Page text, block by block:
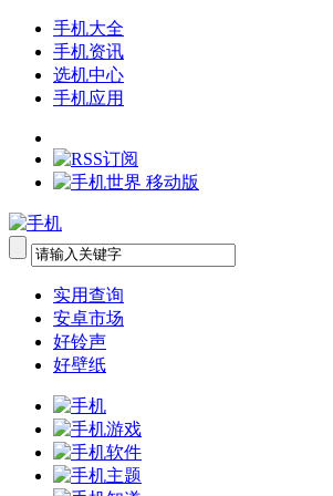
手机大全
手机资讯
选机中心
手机应用
实用查询
安卓市场
好铃声
好壁纸